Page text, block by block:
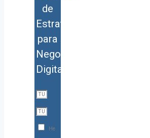
de
Estrategia
para
Negocios
Digitales
He